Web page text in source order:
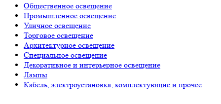
Общественное освещение
Промышленное освещение
Уличное освещение
Торговое освещение
Архитектурное освещение
Специальное освещение
Декоративное и интерьерное освещение
Лампы
Кабель, электроустановка, комплектующие и прочее